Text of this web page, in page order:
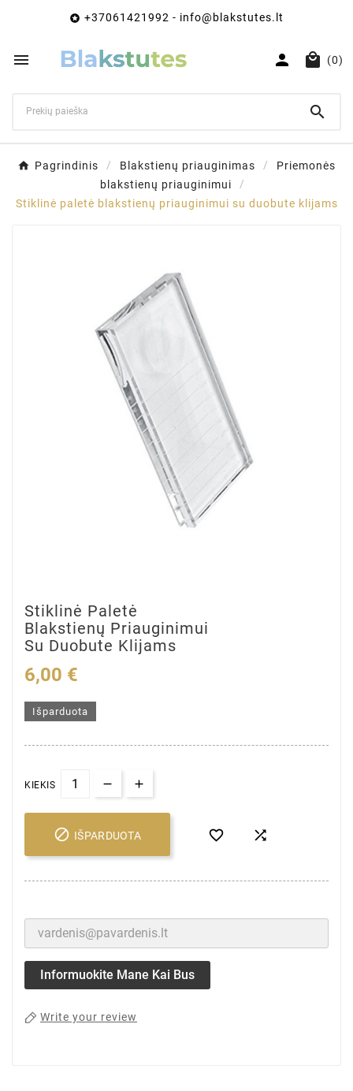
 +37061421992 - info@blakstutes.lt
   (0)

Pagrindinis Blakstienų priauginimas
Priemonės
blakstienų priauginimui
Stiklinė paletė blakstienų priauginimui su duobute klijams
Stiklinė Paletė
Blakstienų Priauginimui
Su Duobute Klijams
6,00 €
Išparduota
KIEKIS
 IŠPARDUOTA  
Informuokite Mane Kai Bus
Write your review